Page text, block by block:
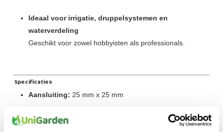
Ideaal voor irrigatie, druppelsystemen en
waterverdeling
Geschikt voor zowel hobbyisten als professionals.
Specificaties
Aansluiting: 25 mm x 25 mm
Type:Vlinderkraan / afsluiter